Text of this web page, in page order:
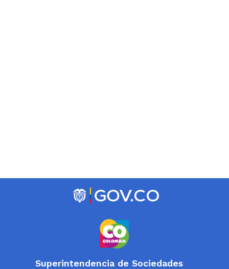
Superintendencia de Sociedades